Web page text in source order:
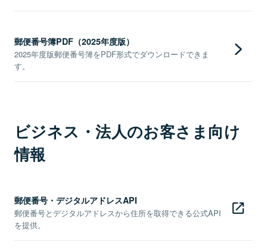
郵便番号簿PDF（2025年度版）
2025年度版郵便番号簿をPDF形式でダウンロードできま
す。
ビジネス・法人のお客さま向け
情報
郵便番号・デジタルアドレスAPI
郵便番号とデジタルアドレスから住所を取得できる公式API
を提供。